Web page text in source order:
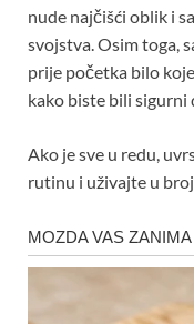
nude najčišći oblik i
svojstva. Osim toga,
prije početka bilo
kako biste bili sigurni
Ako je sve u redu,
rutinu i uživajte u